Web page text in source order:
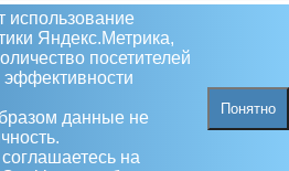
использование
Яндекс.Метрика,
посетителей
эффективности
данные не
на
Понятно
Миронович в
году.